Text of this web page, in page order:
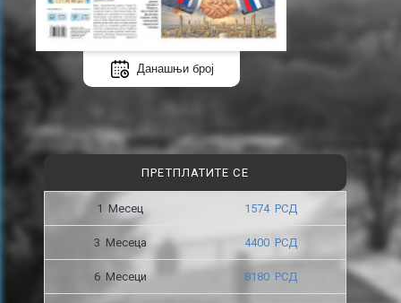
Данашњи број
ПРЕТПЛАТИТЕ СЕ
1 Месец 1574 РСД
3 Месецa 4400 РСД
6 Месеци 8180 РСД